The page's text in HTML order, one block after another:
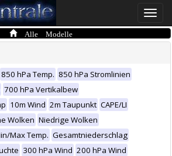
Toggle
Alle Modelle
850 hPa Temp. 850 hPa Stromlinien
700 hPa Vertikalbew
10m Wind 2m Taupunkt CAPE/LI
Wolken Niedrige Wolken
Max Temp. Gesamtniederschlag
300 hPa Wind 200 hPa Wind